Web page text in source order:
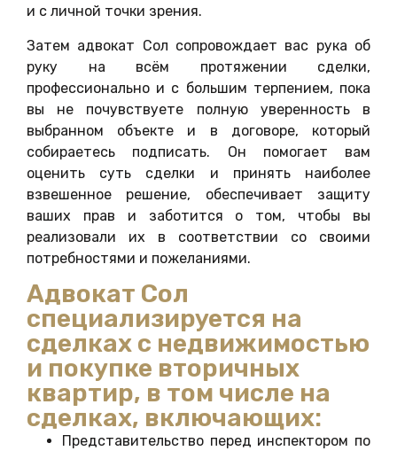
и с личной точки зрения.
Затем адвокат Сол сопровождает вас рука об
руку на всём протяжении сделки,
профессионально и с большим терпением, пока
вы не почувствуете полную уверенность в
выбранном объекте и в договоре, который
собираетесь подписать. Он помогает вам
оценить суть сделки и принять наиболее
взвешенное решение, обеспечивает защиту
ваших прав и заботится о том, чтобы вы
реализовали их в соответствии со своими
потребностями и пожеланиями.
Адвокат Сол
специализируется на
сделках с недвижимостью
и покупке вторичных
квартир, в том числе на
сделках, включающих:
Представительство перед инспектором по